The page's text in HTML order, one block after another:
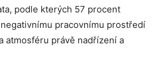
podle kterých 57 procent
pracovnímu prostředí
atmosféru právě nadřízení a